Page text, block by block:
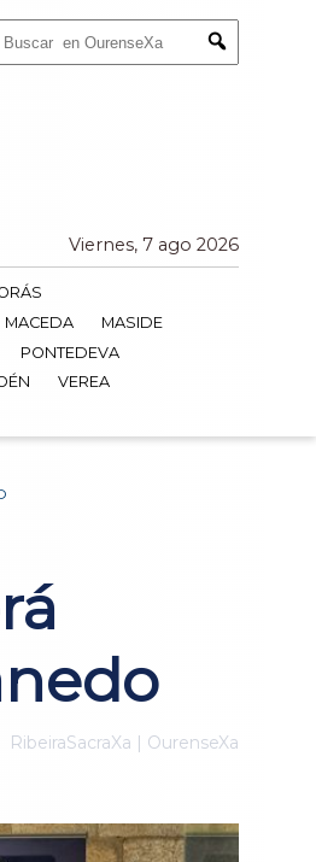
Submit
Viernes, 7 ago 2026
MACEDA
MASIDE
PONTEDEVA
VEREA
RibeiraSacraXa | OurenseXa